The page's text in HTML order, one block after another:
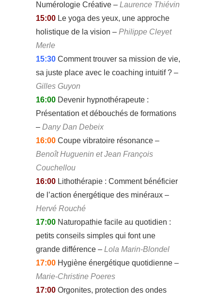
Numérologie Créative – Laurence Thiévin
15:00 Le yoga des yeux, une approche
holistique de la vision – Philippe Cleyet
Merle
15:30 Comment trouver sa mission de vie,
sa juste place avec le coaching intuitif ? –
Gilles Guyon
16:00 Devenir hypnothérapeute :
Présentation et débouchés de formations
– Dany Dan Debeix
16:00 Coupe vibratoire résonance –
Benoît Huguenin et Jean François
Couchellou
16:00 Lithothérapie : Comment bénéficier
de l’action énergétique des minéraux –
Hervé Rouché
17:00 Naturopathie facile au quotidien :
petits conseils simples qui font une
grande différence – Lola Marin-Blondel
17:00 Hygiène énergétique quotidienne –
Marie-Christine Poeres
17:00 Orgonites, protection des ondes